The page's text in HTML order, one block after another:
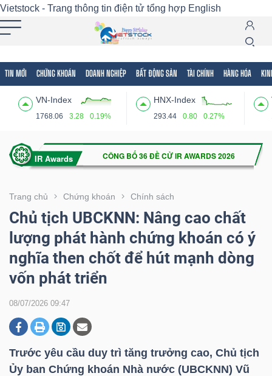
Vietstock - Trang thông tin điện tử tổng hợp English
TIN MỚI CHỨNG KHOÁN DOANH NGHIỆP BẤT ĐỘNG SẢN TÀI CHÍNH HÀNG HÓA
VN-Index
1768.06 3.28 0.19%
HNX-Index
293.44 0.80 0.27%
Trang chủ Chứng khoán Chính sách
Chủ tịch UBCKNN: Nâng cao chất
lượng phát hành chứng khoán có ý
nghĩa then chốt để hút mạnh dòng
vốn phát triển
08/07/2026 09:47
Trước yêu cầu duy trì tăng trưởng cao, Chủ tịch
Ủy ban Chứng khoán Nhà nước (UBCKNN) Vũ
Tất cả Tính năng Ngành Mã chứng khoán
Tính
(-)
VIETSTOCK
CHỨNG
KHOÁN
NGHIỆP